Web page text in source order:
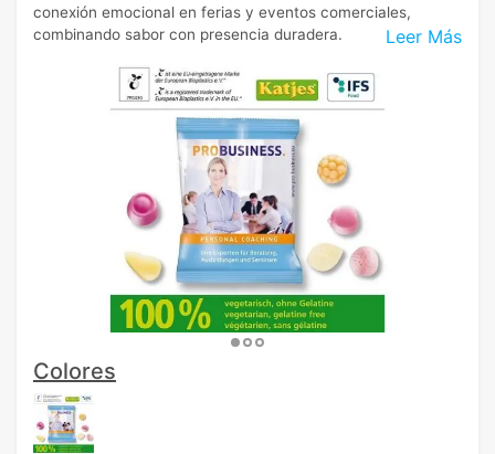
Leer Más
conexión emocional en ferias y eventos comerciales,
combinando sabor con presencia duradera.
Colores